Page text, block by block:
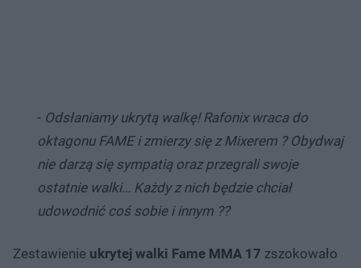
- Odsłaniamy ukrytą walkę! Rafonix wraca do
oktagonu FAME i zmierzy się z Mixerem ? Obydwaj
nie darzą się sympatią oraz przegrali swoje
ostatnie walki… Każdy z nich będzie chciał
udowodnić coś sobie i innym ??
Zestawienie ukrytej walki Fame MMA 17 zszokowało